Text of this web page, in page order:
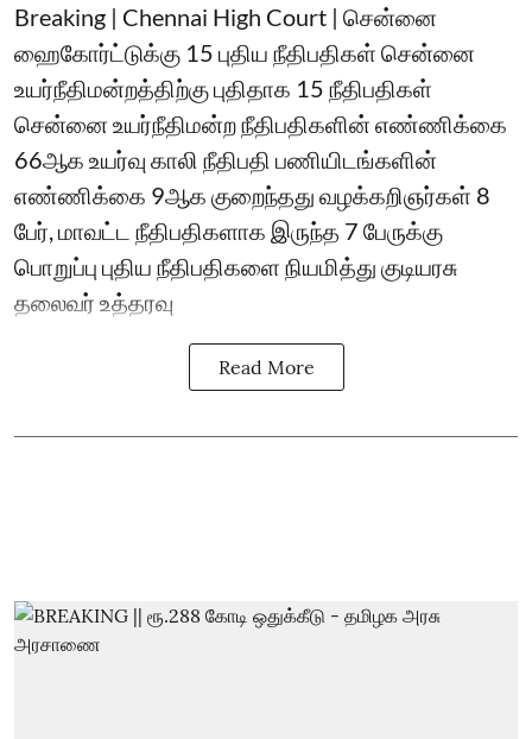
Breaking | Chennai High Court | சென்னை
ஹைகோர்ட்டுக்கு 15 புதிய நீதிபதிகள் சென்னை
உயர்நீதிமன்றத்திற்கு புதிதாக 15 நீதிபதிகள்
சென்னை உயர்நீதிமன்ற நீதிபதிகளின் எண்ணிக்கை
66ஆக உயர்வு காலி நீதிபதி பணியிடங்களின்
எண்ணிக்கை 9ஆக குறைந்தது வழக்கறிஞர்கள் 8
பேர், மாவட்ட நீதிபதிகளாக இருந்த 7 பேருக்கு
பொறுப்பு புதிய நீதிபதிகளை நியமித்து குடியரசு
தலைவர் உத்தரவு
Read More